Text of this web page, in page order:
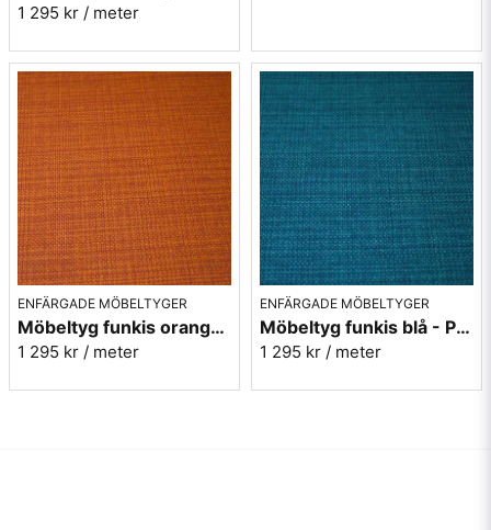
1 295 kr / meter
ENFÄRGADE MÖBELTYGER
Möbeltyg funkis orange - Rost - Funk nr.9314
1 295 kr / meter
ENFÄRGADE MÖBELTYGER
Möbeltyg funkis blå - Petrol - Funk nr.9706
1 295 kr / meter